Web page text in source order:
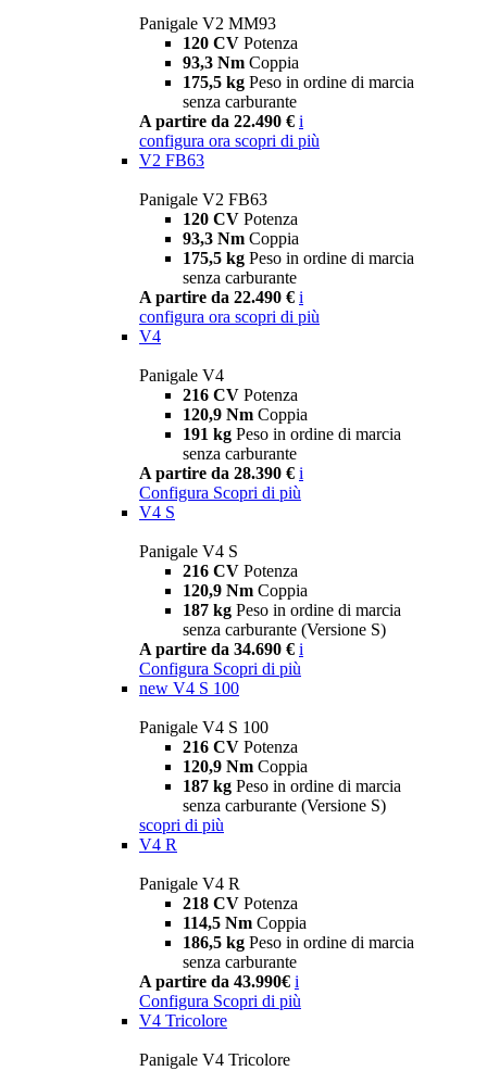
Panigale V2 MM93
120 CV Potenza
93,3 Nm Coppia
175,5 kg Peso in ordine di marcia
senza carburante
A partire da 22.490 € i
configura ora scopri di più
V2 FB63
Panigale V2 FB63
120 CV Potenza
93,3 Nm Coppia
175,5 kg Peso in ordine di marcia
senza carburante
A partire da 22.490 € i
configura ora scopri di più
V4
Panigale V4
216 CV Potenza
120,9 Nm Coppia
191 kg Peso in ordine di marcia
senza carburante
A partire da 28.390 € i
Configura Scopri di più
V4 S
Panigale V4 S
216 CV Potenza
120,9 Nm Coppia
187 kg Peso in ordine di marcia
senza carburante (Versione S)
A partire da 34.690 € i
Configura Scopri di più
new V4 S 100
Panigale V4 S 100
216 CV Potenza
120,9 Nm Coppia
187 kg Peso in ordine di marcia
senza carburante (Versione S)
scopri di più
V4 R
Panigale V4 R
218 CV Potenza
114,5 Nm Coppia
186,5 kg Peso in ordine di marcia
senza carburante
A partire da 43.990€ i
Configura Scopri di più
V4 Tricolore
Panigale V4 Tricolore